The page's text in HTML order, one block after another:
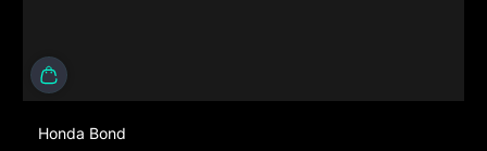
Honda Bond